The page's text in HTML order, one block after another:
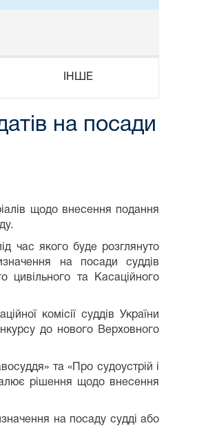
ІНШЕ
на посади
щодо внесення подання
час якого буде розглянуто
на посади суддів
цивільного та Касаційного
комісії суддів України
до нового Верховного
та «Про судоустрій і
рішення щодо внесення
на посаду судді або